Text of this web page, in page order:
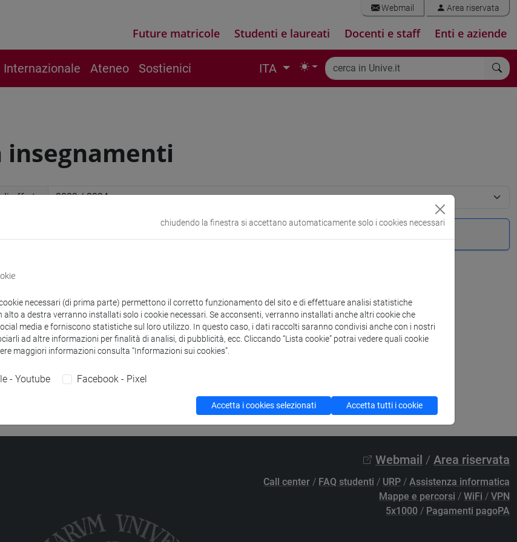
Webmail Area riservata
Future matricole Studenti e laureati Docenti e staff Enti e aziende
Internazionale Ateneo Sostienici ITA
insegnamenti
offerta
che corrispondono ai criteri di ricerca.
Webmail / Area riservata
Call center / FAQ studenti / URP / Assistenza informatica
Mappe e percorsi / WiFi / VPN
5x1000 / Pagamenti pagoPA
chiudendo la finestra si accettano automaticamente solo i cookies necessari
necessari (di prima parte) permettono il corretto funzionamento del sito e di effettuare analisi statistiche
alto a destra verranno installati solo i cookie necessari. Se acconsenti, verranno installati anche altri cookie che
media e forniscono statistiche sul loro utilizzo. In questo caso, i dati raccolti saranno condivisi anche con i nostri
ad altre informazioni per finalità di analisi, di pubblicità, ecc. Cliccando “Lista cookie” potrai vedere quali cookie
maggiori informazioni consulta “Informazioni sui cookies”.
- Youtube Facebook - Pixel
Accetta i cookies selezionati Accetta tutti i cookie